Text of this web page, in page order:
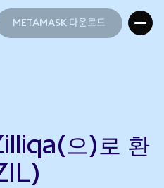
METAMASK 다운로드
으)로 환